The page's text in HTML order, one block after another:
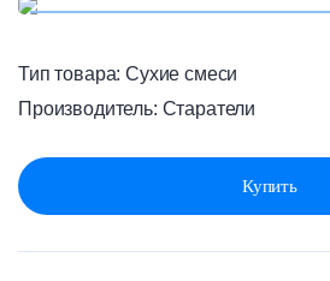
Главная
Тип товара: Сухие смеси
Производитель: Старатели
Купить